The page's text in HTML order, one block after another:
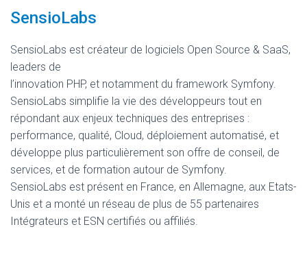
SensioLabs
SensioLabs est créateur de logiciels Open Source & SaaS,
leaders de
l’innovation PHP, et notamment du framework Symfony.
SensioLabs simplifie la vie des développeurs tout en
répondant aux enjeux techniques des entreprises :
performance, qualité, Cloud, déploiement automatisé, et
développe plus particulièrement son offre de conseil, de
services, et de formation autour de Symfony.
SensioLabs est présent en France, en Allemagne, aux Etats-
Unis et a monté un réseau de plus de 55 partenaires
Intégrateurs et ESN certifiés ou affiliés.